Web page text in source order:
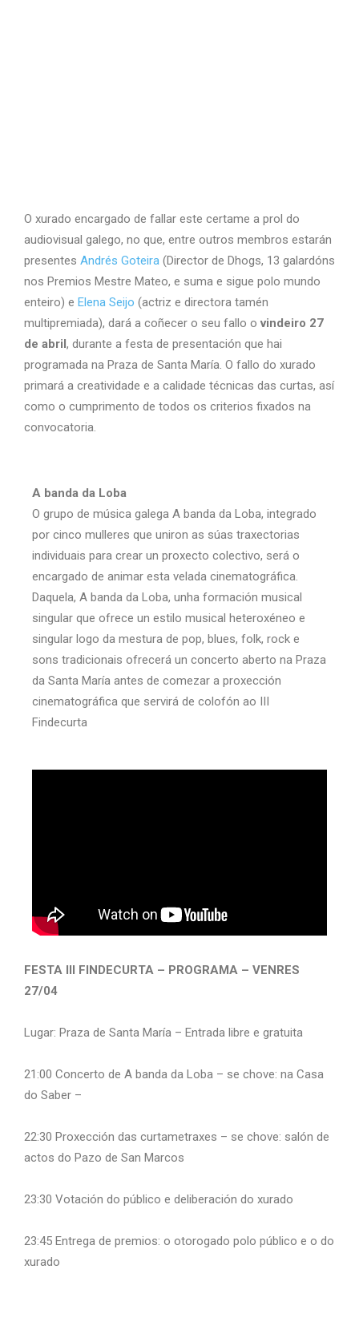
O xurado encargado de fallar este certame a prol do
audiovisual galego, no que, entre outros membros estarán
presentes Andrés Goteira (Director de Dhogs, 13 galardóns
nos Premios Mestre Mateo, e suma e sigue polo mundo
enteiro) e Elena Seijo (actriz e directora tamén
multipremiada), dará a coñecer o seu fallo ovindeiro 27
de abril, durante a festa de presentación que hai
programada na Praza de Santa María. O fallo do xurado
primará a creatividade e a calidade técnicas das curtas, así
como o cumprimento de todos os criterios fixados na
convocatoria.
A banda da Loba
O grupo de música galega A banda da Loba, integrado
por cinco mulleres que uniron as súas traxectorias
individuais para crear un proxecto colectivo, será o
encargado de animar esta velada cinematográfica.
Daquela, A banda da Loba, unha formación musical
singular que ofrece un estilo musical heteroxéneo e
singular logo da mestura de pop, blues, folk, rock e
sons tradicionais ofrecerá un concerto aberto na Praza
da Santa María antes de comezar a proxección
cinematográfica que servirá de colofón ao III
Findecurta
FESTA III FINDECURTA – PROGRAMA – VENRES
27/04
Lugar: Praza de Santa María – Entrada libre e gratuita
21:00 Concerto de A banda da Loba – se chove: na Casa
do Saber –
22:30 Proxección das curtametraxes – se chove: salón de
actos do Pazo de San Marcos
23:30 Votación do público e deliberación do xurado
23:45 Entrega de premios: o otorogado polo público e o do
xurado